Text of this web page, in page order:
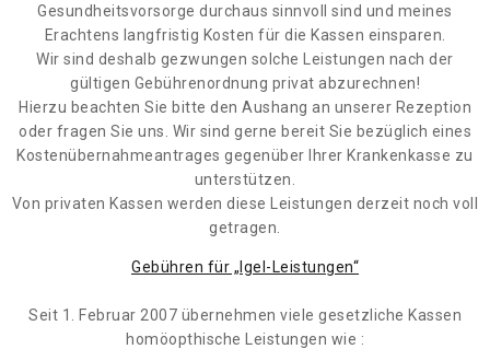
Gesundheitsvorsorge durchaus sinnvoll sind und meines
Erachtens langfristig Kosten für die Kassen einsparen.
Wir sind deshalb gezwungen solche Leistungen nach der
gültigen Gebührenordnung privat abzurechnen!
Hierzu beachten Sie bitte den Aushang an unserer Rezeption
oder fragen Sie uns. Wir sind gerne bereit Sie bezüglich eines
Kostenübernahmeantrages gegenüber Ihrer Krankenkasse zu
unterstützen.
Von privaten Kassen werden diese Leistungen derzeit noch voll
getragen.
Gebühren für „Igel-Leistungen“
Seit 1. Februar 2007 übernehmen viele gesetzliche Kassen
homöopthische Leistungen wie :